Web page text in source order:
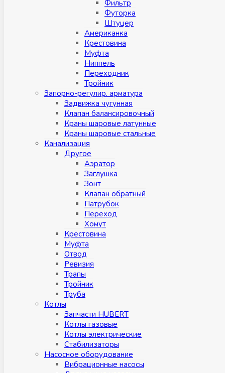
Фильтр
Футорка
Штуцер
Американка
Крестовина
Муфта
Ниппель
Переходник
Тройник
Запорно-регулир. арматура
Задвижка чугунная
Клапан балансировочный
Краны шаровые латунные
Краны шаровые стальные
Канализация
Другое
Аэратор
Заглушкa
Зонт
Клапан обратный
Патрубок
Переход
Хомут
Крестовина
Муфтa
Отвод
Ревизия
Трапы
Тройник
Труба
Котлы
Запчасти HUBERT
Котлы газовые
Котлы электрические
Стабилизаторы
Насосное оборудование
Вибрационные насосы